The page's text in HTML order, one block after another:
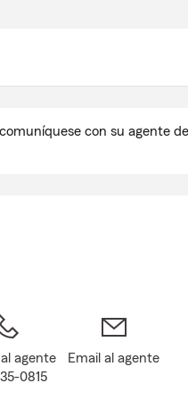
con su agente
agente
0815
Email al agente